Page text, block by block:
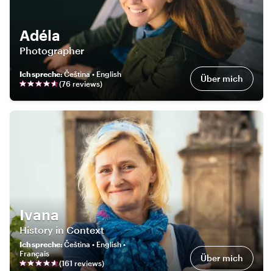
Adéla
Photographer
Ich spreche:Čeština • English
(76 reviews) Über mich
Ivana
History in Context
Ich spreche:Čeština • English •
Français
(161 reviews) Über mich